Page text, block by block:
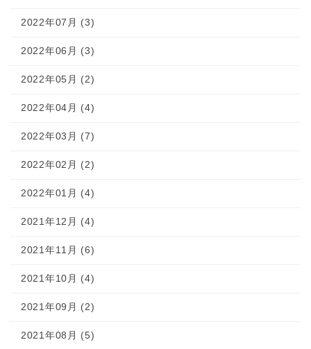
2022年07月 (3)
2022年06月 (3)
2022年05月 (2)
2022年04月 (4)
2022年03月 (7)
2022年02月 (2)
2022年01月 (4)
2021年12月 (4)
2021年11月 (6)
2021年10月 (4)
2021年09月 (2)
2021年08月 (5)